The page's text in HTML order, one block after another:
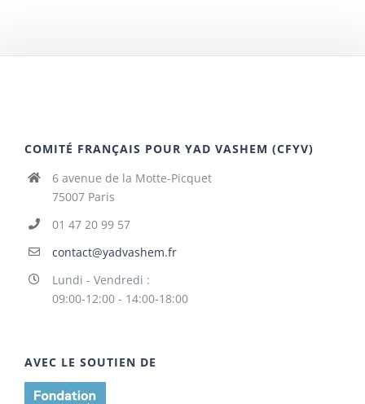
COMITÉ FRANÇAIS POUR YAD VASHEM (CFYV)
6 avenue de la Motte-Picquet
75007 Paris
01 47 20 99 57
contact@yadvashem.fr
Lundi - Vendredi :
09:00-12:00 - 14:00-18:00
AVEC LE SOUTIEN DE